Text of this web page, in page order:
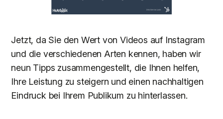
Jetzt, da Sie den Wert von Videos auf Instagram
und die verschiedenen Arten kennen, haben wir
neun Tipps zusammengestellt, die Ihnen helfen,
Ihre Leistung zu steigern und einen nachhaltigen
Eindruck bei Ihrem Publikum zu hinterlassen.